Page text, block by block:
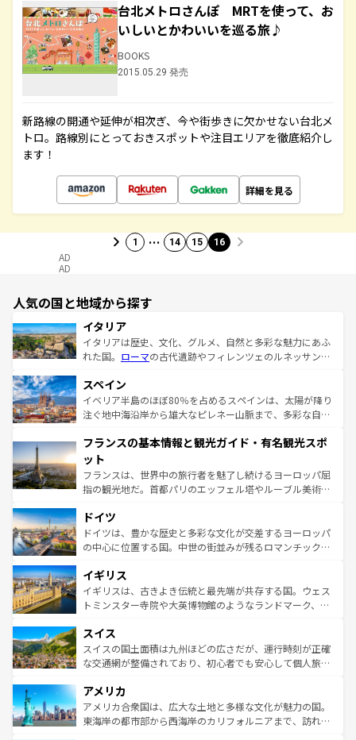
台北メトロさんぽ MRTを使って、お
いしいとかわいいを巡る旅♪
BOOKS
2015.05.29 発売
新路線の開通や延伸が相次ぎ、今や街歩きに欠かせない台北メ
トロ。路線別にとっておきスポットや注目エリアを徹底紹介し
ます！
詳細を見る
1 … 14 15 16
AD
AD
人気の国と地域から探す
イタリア
イタリアは歴史、文化、グルメ、自然と多彩な魅力にあふ
れた国。 ローマの古代遺跡やフィレンツェのルネッサンス
ろん、トスカーナの美しい田園風景やアマルフィ海岸の絶
景など、自然景観も見逃せない。観光の合間には、本場の
ピザやパスタなど、絶品のイタリア料理を堪能することも
ませてくれるイタリアで、忘れられない旅をしてみよう！
なお、新着のイタリア情報は
しい。
スペイン
イベリア半島のほぼ80％を占めるスペインは、太陽が降り
注ぐ地中海沿岸から雄大なピレネー山脈まで、多彩な自然
文化が根付くこの国では、情熱的なフラメンコ、熱気あふ
れる闘牛、そして美味しいタパスが生活の一部となってい
る。首都マドリードの洗練された雰囲気や、バルセロナの
アートに溢れた街角から、地方では古代ローマ遺跡や中世
せる。地方によって風土や気候が異なるスペインはその個
性で訪れる人を魅了する。 なお、新着のスペイン情報は コ
ンテンツ一覧を参照してほしい。
フランスの基本情報と観光ガイド・有名観光スポ
ット
フランスは、世界中の旅行者を魅了し続けるヨーロッパ屈
指の観光地だ。首都パリのエッフェル塔やルーブル美術館
で、幅広い魅力が詰まっている。華麗な宮殿、歴史的な大
聖堂、美しいビーチ、そして豊かな自然が、訪れる者を心
から魅了する。また、フランスは美食の国としても知ら
いる。シャンパンの発祥地であるランス、プロヴァンスの
香り高いラベンダー畑など、多彩な楽しみ方が可能だ。さ
らに、パリ以外の地域にも魅力が溢れており、どの街角に
れる地方に足を運ぶとそれぞれで全く異なる文化を体験で
きるだろう。 なお、新着のフランス情報はコンテンツ一覧
を参照してほしい。
ドイツ
ドイツは、豊かな歴史と多彩な文化が交差するヨーロッパ
の中心に位置する国。中世の街並みが残るロマンチック街
顔を持つこの国は、どこを歩いても飽きることがない。ベ
ルリンの文化的活気、バイエルン州のアルプスの絶景、そ
してライン川沿いのワイン畑といった風景は必見。ビール
は、お酒好きな人にはぜひ体験してほしい。 なお、新着の
ドイツ情報はコンテンツ一覧を参照してほしい。
イギリス
イギリスは、古きよき伝統と最先端が共存する国。ウェス
トミンスター寺院や大英博物館のようなランドマーク、歴
リアごとに異なる魅力がある。また、優雅なアフタヌーン
ティー、ビール好きにはたまらない英国パブ、サッカー観
戦など、本場だからこそできる体験も豊富。イギリスを旅
ンツ一覧を参照してほしい。
スイス
スイスの国土面積は九州ほどの広さだが、運行時刻が正確
な交通網が整備されており、初心者でも安心して個人旅行
の建物がそのまま残る町や、スイスならではのユニークな
博物館もあり、アルプス観光だけでなく町歩きも満喫する
ことができる。国民の所得が高いため物価も高いが、旅行
アメリカ
アメリカ合衆国は、広大な土地と多様な文化が魅力の国。
東海岸の都市部から西海岸のカリフォルニアまで、訪れる